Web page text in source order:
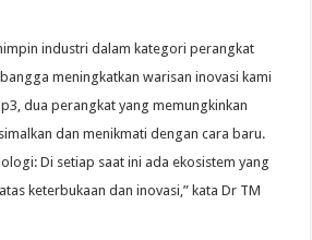
industri dalam kategori perangkat
meningkatkan warisan inovasi kami
dua perangkat yang memungkinkan
dan menikmati dengan cara baru.
Di ​​setiap saat ini ada ekosistem yang
keterbukaan dan inovasi,” kata Dr TM